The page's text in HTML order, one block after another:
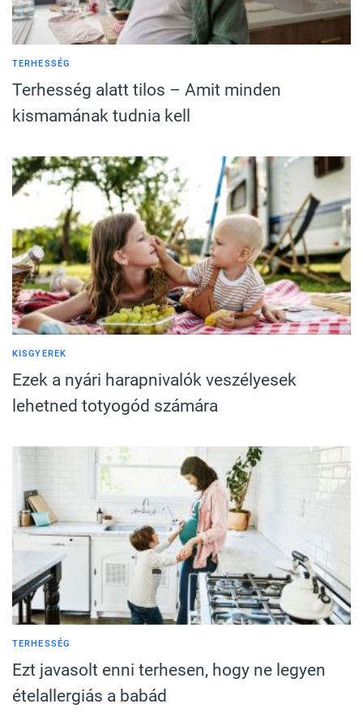
TERHESSÉG
Terhesség alatt tilos – Amit minden
kismamának tudnia kell
KISGYEREK
Ezek a nyári harapnivalók veszélyesek
lehetned totyogód számára
TERHESSÉG
Ezt javasolt enni terhesen, hogy ne legyen
ételallergiás a babád